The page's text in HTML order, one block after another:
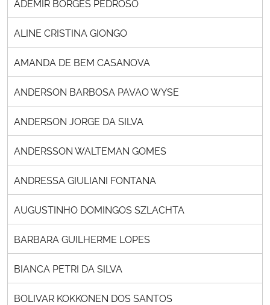
ADEMIR BORGES PEDROSO
ALINE CRISTINA GIONGO
AMANDA DE BEM CASANOVA
ANDERSON BARBOSA PAVAO WYSE
ANDERSON JORGE DA SILVA
ANDERSSON WALTEMAN GOMES
ANDRESSA GIULIANI FONTANA
AUGUSTINHO DOMINGOS SZLACHTA
BARBARA GUILHERME LOPES
BIANCA PETRI DA SILVA
BOLIVAR KOKKONEN DOS SANTOS